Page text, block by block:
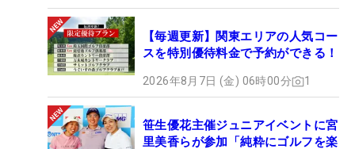
【毎週更新】関東エリアの人気コー
スを特別優待料金で予約ができる！
2026年8月7日 (金) 06時00分 1
笹生優花主催ジュニアイベントに宮
里美香らが参加「純粋にゴルフを楽